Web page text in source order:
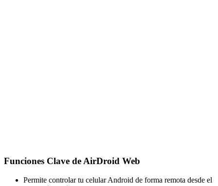
Funciones Clave de AirDroid Web
Permite controlar tu celular Android de forma remota desde el